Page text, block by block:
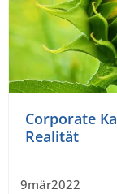
Corporate
Realität
9mär2022